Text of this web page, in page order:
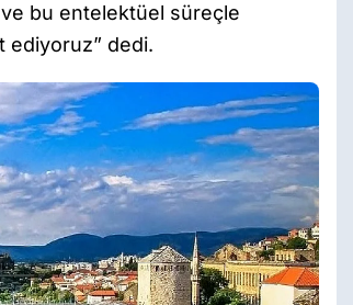
bu entelektüel süreçle
ediyoruz” dedi.